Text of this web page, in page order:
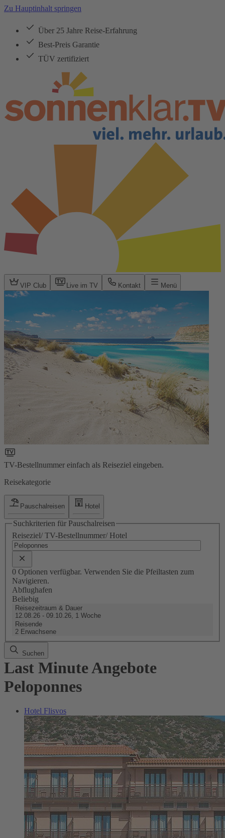
Zu Hauptinhalt springen
Über 25 Jahre Reise-Erfahrung
Best-Preis Garantie
TÜV zertifiziert
VIP Club Live im TV Kontakt Menü
TV-Bestellnummer einfach als Reiseziel eingeben.
Reisekategorie
Pauschalreisen Hotel
Suchkriterien für Pauschalreisen
Reiseziel/ TV-Bestellnummer/ Hotel
0 Optionen verfügbar. Verwenden Sie die Pfeiltasten zum
Navigieren.
Abflughafen
Beliebig
Reisezeitraum & Dauer
12.08.26 - 09.10.26, 1 Woche
Reisende
2 Erwachsene
Suchen
Last Minute Angebote
Peloponnes
Hotel Flisvos